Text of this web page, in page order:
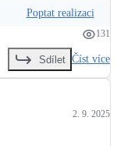
Poptat realizaci
131
Sdílet Číst více
2. 9. 2025